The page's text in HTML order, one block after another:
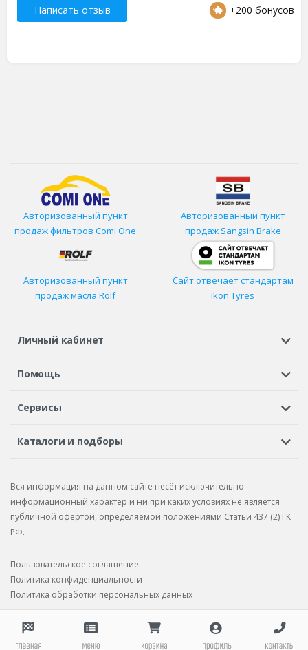
Написать отзыв +200 бонусов
Авторизованный пункт
продаж фильтров Comi One
Авторизованный пункт
продаж Sangsin Brake
Авторизованный пункт
продаж масла Rolf
Сайт отвечает стандартам
Ikon Tyres
Личный кабинет
Регистрация или вход
Помощь
Шины в кредит
Сервисы
Автосервисы
Бонусная программа
Рекламации по услугам
Каталоги и подборы
Подбор запчастей
Каталог запчастей
Вся информация на данном сайте несёт исключительно
информационный характер и ни при каких условиях не является
публичной офертой, определяемой положениями Статьи 437 (2) ГК
РФ.
Пользовательское соглашение
Политика конфиденциальности
Политика обработки персональных данных